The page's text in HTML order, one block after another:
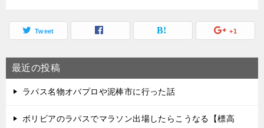
Tweet +1
最近の投稿
ラパス名物オバプロや泥棒市に行った話
ボリビアのラパスでマラソン出場したらこうなる【標高